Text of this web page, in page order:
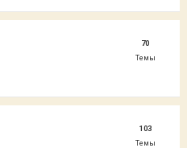
70
Темы
103
Темы